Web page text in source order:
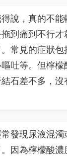
說，真的不能
到痛到不行才
常見的症狀包
吐等。但檸檬
石差不多，沒
發現尿液混濁
因為檸檬酸濃